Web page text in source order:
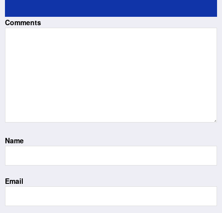
Comments
Name
Email